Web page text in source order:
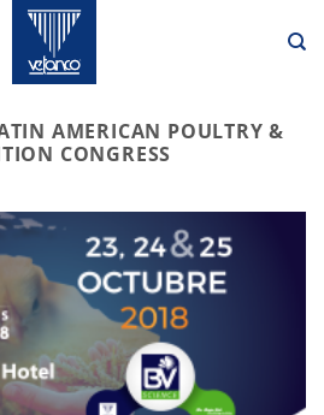
AMERICAN POULTRY &
CONGRESS